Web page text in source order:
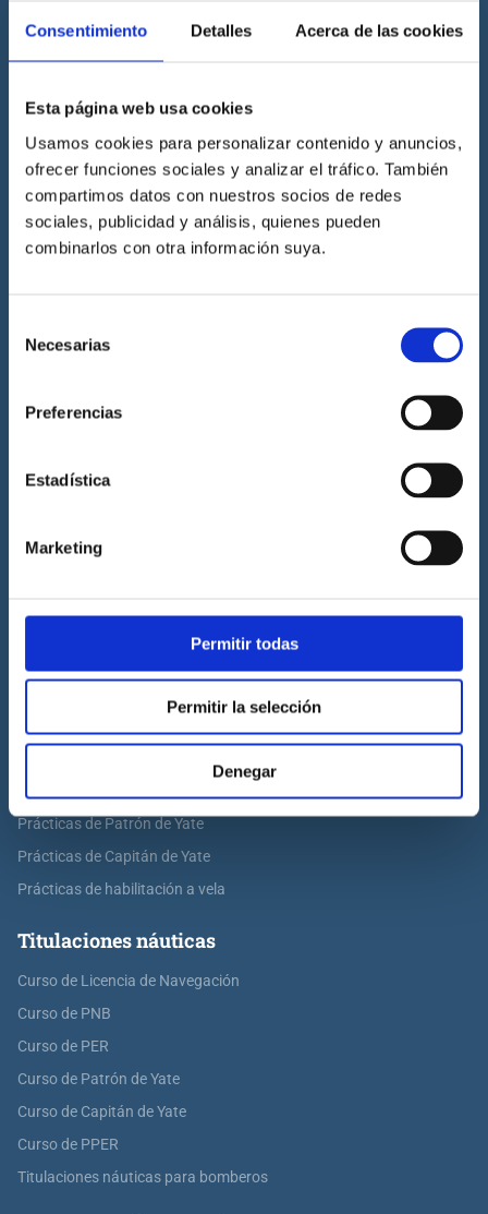
Consentimiento Detalles Acerca de las cookies
Esta página web usa cookies
Usamos cookies para personalizar contenido y anuncios,
ofrecer funciones sociales y analizar el tráfico. También
compartimos datos con nuestros socios de redes
sociales, publicidad y análisis, quienes pueden
combinarlos con otra información suya.
Necesarias
Preferencias
Estadística
Marketing
Permitir todas
Permitir la selección
Denegar
Cenáutica es la escuela náutica lider en España. Está homologada
por la Dirección General de la Marina Mercante, la Generalitat
Valenciana, la Junta de Andalucía y por la Royal Yachting
Association.
Cenáutica
Escuela náutica virtual
Historia de Cenáutica
Prácticas de titulaciones náuticas
Prácticas de ampliación de atribuciones de PER
Prácticas de Patrón de Yate
Prácticas de Capitán de Yate
Prácticas de habilitación a vela
Titulaciones náuticas
Curso de Licencia de Navegación
Curso de PNB
Curso de PER
Curso de Patrón de Yate
Curso de Capitán de Yate
Curso de PPER
Titulaciones náuticas para bomberos